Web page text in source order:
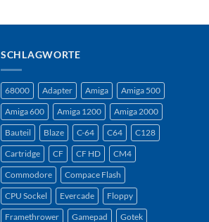
SCHLAGWORTE
68000 Adapter Amiga Amiga 500
Amiga 600 Amiga 1200 Amiga 2000
Bauteil Blaze C-64 C64 C128
Cartridge CF CF HD CM4
Commodore Compace Flash
CPU Sockel Evercade Floppy
Framethrower Gamepad Gotek